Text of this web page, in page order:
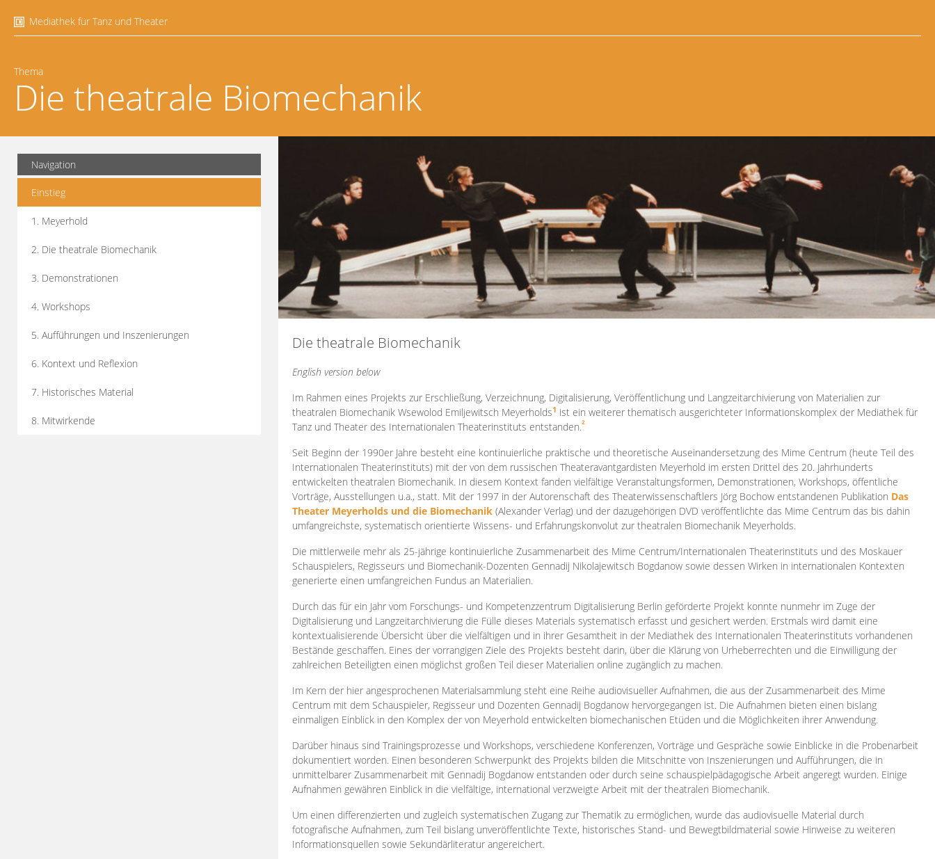
Mediathek für Tanz und Theater
Thema
Die theatrale Biomechanik
Navigation
Einstieg
1. Meyerhold
2. Die theatrale Biomechanik
3. Demonstrationen
4. Workshops
5. Aufführungen und Inszenierungen
6. Kontext und Reflexion
7. Historisches Material
8. Mitwirkende
Die theatrale Biomechanik
English version below
Im Rahmen eines Projekts zur Erschließung, Verzeichnung, Digitalisierung, Veröffentlichung und Langzeitarchivierung von Materialien zur
theatralen Biomechanik Wsewolod Emiljewitsch Meyerholds1 ist ein weiterer thematisch ausgerichteter Informationskomplex der Mediathek für
Tanz und Theater des Internationalen Theaterinstituts entstanden.2
Seit Beginn der 1990er Jahre besteht eine kontinuierliche praktische und theoretische Auseinandersetzung des Mime Centrum (heute Teil des
Internationalen Theaterinstituts) mit der von dem russischen Theateravantgardisten Meyerhold im ersten Drittel des 20. Jahrhunderts
entwickelten theatralen Biomechanik. In diesem Kontext fanden vielfältige Veranstaltungsformen, Demonstrationen, Workshops, öffentliche
Vorträge, Ausstellungen u.a., statt. Mit der 1997 in der Autorenschaft des Theaterwissenschaftlers Jörg Bochow entstandenen Publikation Das
Theater Meyerholds und die Biomechanik (Alexander Verlag) und der dazugehörigen DVD veröffentlichte das Mime Centrum das bis dahin
umfangreichste, systematisch orientierte Wissens- und Erfahrungskonvolut zur theatralen Biomechanik Meyerholds.
Die mittlerweile mehr als 25-jährige kontinuierliche Zusammenarbeit des Mime Centrum/Internationalen Theaterinstituts und des Moskauer
Schauspielers, Regisseurs und Biomechanik-Dozenten Gennadij Nikolajewitsch Bogdanow sowie dessen Wirken in internationalen Kontexten
generierte einen umfangreichen Fundus an Materialien.
Durch das für ein Jahr vom Forschungs- und Kompetenzzentrum Digitalisierung Berlin geförderte Projekt konnte nunmehr im Zuge der
Digitalisierung und Langzeitarchivierung die Fülle dieses Materials systematisch erfasst und gesichert werden. Erstmals wird damit eine
kontextualisierende Übersicht über die vielfältigen und in ihrer Gesamtheit in der Mediathek des Internationalen Theaterinstituts vorhandenen
Bestände geschaffen. Eines der vorrangigen Ziele des Projekts besteht darin, über die Klärung von Urheberrechten und die Einwilligung der
zahlreichen Beteiligten einen möglichst großen Teil dieser Materialien online zugänglich zu machen.
Im Kern der hier angesprochenen Materialsammlung steht eine Reihe audiovisueller Aufnahmen, die aus der Zusammenarbeit des Mime
Centrum mit dem Schauspieler, Regisseur und Dozenten Gennadij Bogdanow hervorgegangen ist. Die Aufnahmen bieten einen bislang
einmaligen Einblick in den Komplex der von Meyerhold entwickelten biomechanischen Etüden und die Möglichkeiten ihrer Anwendung.
Darüber hinaus sind Trainingsprozesse und Workshops, verschiedene Konferenzen, Vorträge und Gespräche sowie Einblicke in die Probenarbeit
dokumentiert worden. Einen besonderen Schwerpunkt des Projekts bilden die Mitschnitte von Inszenierungen und Aufführungen, die in
unmittelbarer Zusammenarbeit mit Gennadij Bogdanow entstanden oder durch seine schauspielpädagogische Arbeit angeregt wurden. Einige
Aufnahmen gewähren Einblick in die vielfältige, international verzweigte Arbeit mit der theatralen Biomechanik.
Um einen differenzierten und zugleich systematischen Zugang zur Thematik zu ermöglichen, wurde das audiovisuelle Material durch
fotografische Aufnahmen, zum Teil bislang unveröffentlichte Texte, historisches Stand- und Bewegtbildmaterial sowie Hinweise zu weiteren
Informationsquellen sowie Sekundärliteratur angereichert.